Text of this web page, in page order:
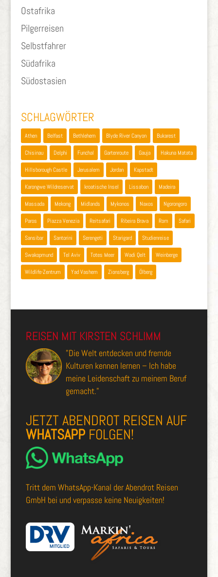
Ostafrika
Pilgerreisen
Selbstfahrer
Südafrika
Südostasien
SCHLAGWÖRTER
Athen Belfast Bethlehem Blyde River Canyon Bukarest
Chisinau Delphi Funchal Gartenroute Gauja Hakuna Matata
Hillsborough Castle Jerusalem Jordan Kapstadt
Karongwe Wildreservat kroatische Insel Lissabon Madeira
Massada Mekong Midlands Mykonos Naxos Ngorongoro
Paros Piazza Venezia Reitsafari Ribeira Brava Rom Safari
Sansibar Santorini Serengeti Starigard Studienreise
Swakopmund Tel Aviv Totes Meer Wadi Qelt Weinberge
Wildlife-Zentrum Yad Vashem Zionsberg Ölberg
REISEN MIT KIRSTEN SCHLIMM
"Die Welt entdecken und fremde
Kulturen kennen lernen – Ich habe
meine Leidenschaft zu meinem Beruf
gemacht."
JETZT ABENDROT REISEN AUF
WHATSAPPFOLGEN!
Tritt dem WhatsApp-Kanal der Abendrot Reisen
GmbH bei und verpasse keine Neuigkeiten!